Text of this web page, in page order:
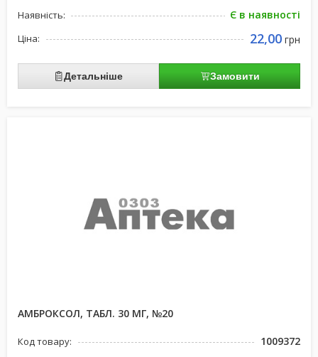
Наявність: Є в наявності
Ціна: 22,00 грн
Детальніше Замовити
АМБРОКСОЛ, ТАБЛ. 30 МГ, №20
Код товару: 1009372